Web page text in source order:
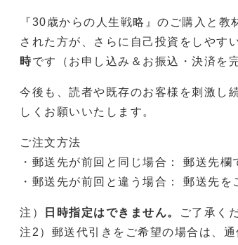
『30歳からの人生戦略』のご購入と
された方が、さらに自己投資をしやす
時です（お申し込み＆お振込・決済を
今後も、読者や既存のお客様を刺激し
しくお願いいたします。
ご注文方法
・郵送先が前回と同じ場合： 郵送先
・郵送先が前回と違う場合： 郵送先を
注） 日時指定はできません。
ご了承く
注2）郵送代引きをご希望の場合は、通